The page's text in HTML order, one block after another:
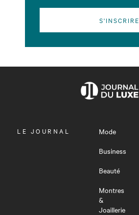
S'INSCRIRE
OUVRIR
LE JOURNAL
Mode
Business
Beauté
Montres
&
Joaillerie